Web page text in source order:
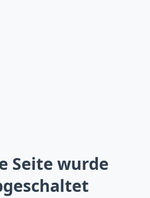
Seite wurde